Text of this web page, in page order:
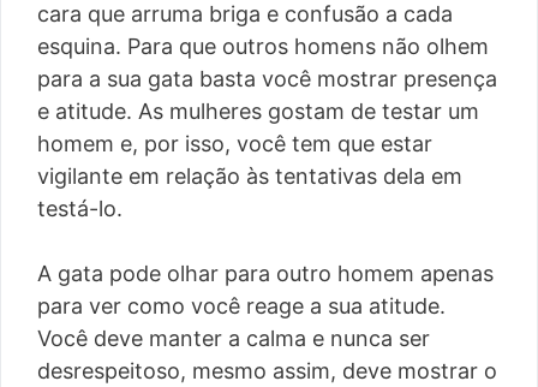
cara que arruma briga e confusão a cada
esquina. Para que outros homens não olhem
para a sua gata basta você mostrar presença
e atitude. As mulheres gostam de testar um
homem e, por isso, você tem que estar
vigilante em relação às tentativas dela em
testá-lo.
A gata pode olhar para outro homem apenas
para ver como você reage a sua atitude.
Você deve manter a calma e nunca ser
desrespeitoso, mesmo assim, deve mostrar o